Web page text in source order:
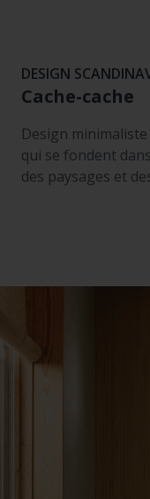
DESIGN
Cache-cache
Design
qui se fondent
des paysages et